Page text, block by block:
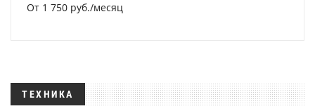
От 1 750 руб./месяц
ТЕХНИКА